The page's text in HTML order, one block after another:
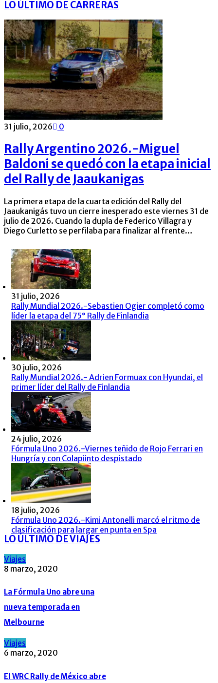
LO ÚLTIMO DE CARRERAS
31 julio, 2026 0
Rally Argentino 2026.-Miguel
Baldoni se quedó con la etapa inicial
del Rally de Jaaukanigas
La primera etapa de la cuarta edición del Rally del
Jaaukanigás tuvo un cierre inesperado este viernes 31 de
julio de 2026. Cuando la dupla de Federico Villagra y
Diego Curletto se perfilaba para finalizar al frente…
31 julio, 2026
Rally Mundial 2026.-Sebastien Ogier completó como
líder la etapa del 75° Rally de Finlandia
30 julio, 2026
Rally Mundial 2026.- Adrien Formuax con Hyundai, el
primer líder del Rally de Finlandia
24 julio, 2026
Fórmula Uno 2026.-Viernes teñido de Rojo Ferrari en
Hungría y con Colapiinto despistado
18 julio, 2026
Fórmula Uno 2026.-Kimi Antonelli marcó el ritmo de
clasificación para largar en punta en Spa
LO ÚLTIMO DE VIAJES
Viajes
8 marzo, 2020
La Fórmula Uno abre una
nueva temporada en
Melbourne
Viajes
6 marzo, 2020
El WRC Rally de México abre